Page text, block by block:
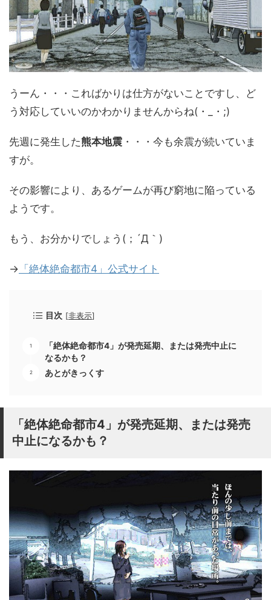
うーん・・・こればかりは仕方がないことですし、ど
う対応していいのかわかりませんからね(・_・;)
先週に発生した熊本地震 ・・・今も余震が続いていま
すが。
その影響により、あるゲームが再び窮地に陥っている
ようです。
もう、お分かりでしょう(；´Д｀)
→ 「絶体絶命都市4」公式サイト
目次 [非表示]
「絶体絶命都市4」が発売延期、または発売中止に
なるかも？
あとがきっくす
「絶体絶命都市4」が発売延期、または発売
中止になるかも？